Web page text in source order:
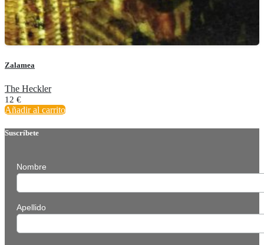
Zalamea
The Heckler
12 €
Añadir al carrito
Suscríbete
Nombre
Apellido